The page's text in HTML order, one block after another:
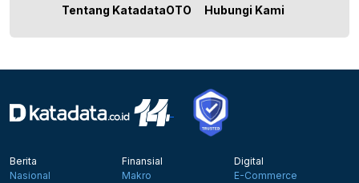
Tentang KatadataOTO Hubungi Kami
Berita
Nasional
Finansial
Makro
Digital
E-Commerce